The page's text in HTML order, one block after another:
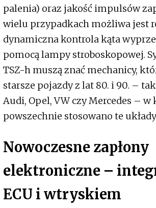
palenia) oraz jakość impulsów
wielu przypadkach możliwa jest
dynamiczna kontrola kąta
pomocą lampy stroboskopowej.
TSZ-h muszą znać mechanicy,
starsze pojazdy z lat 80. i 90. –
Audi, Opel, VW czy Mercedes –
powszechnie stosowano te
Nowoczesne zapłony
elektroniczne –
ECU i wtryskiem